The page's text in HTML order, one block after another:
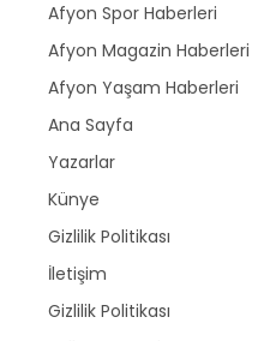
Afyon Spor Haberleri
Afyon Magazin Haberleri
Afyon Yaşam Haberleri
Ana Sayfa
Yazarlar
Künye
Gizlilik Politikası
İletişim
Gizlilik Politikası